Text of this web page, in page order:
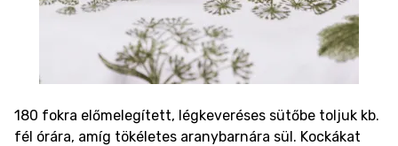
180 fokra előmelegített, légkeveréses sütőbe toljuk kb.
fél órára, amíg tökéletes aranybarnára sül. Kockákat